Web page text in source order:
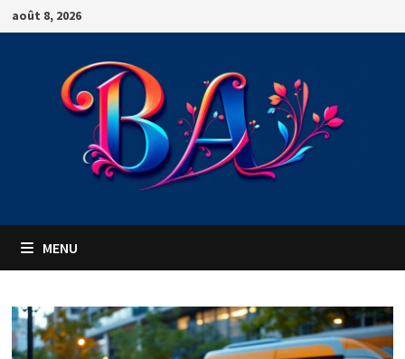
Passer
au
août 8, 2026
MENU